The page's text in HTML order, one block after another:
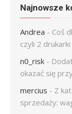
Najnowsze
Andrea - Coś
czyli 2
n0_risk -
okazać się
mercius - Z
sprzedaży: